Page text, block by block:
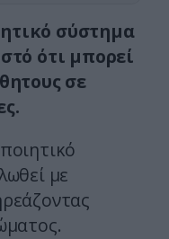
σύστημα
ότι μπορεί
σε
με